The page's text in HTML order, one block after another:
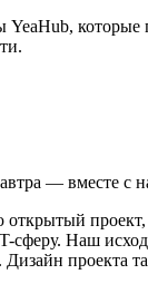
YeaHub,
— вместе c
сферу. Наш
проекта